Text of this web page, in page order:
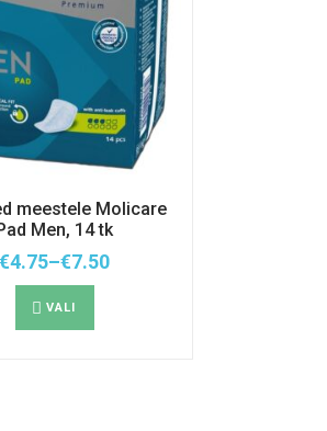
meestele Molicare
Pad Men, 14 tk
€4.75–€7.50
Hinnavahemik:
€4.75
kuni
€7.50
VALI
mitu